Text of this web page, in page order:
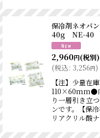
保冷剤ネオパ
40g NE-40
2,960円(税別)
(税込: 3,256円)
【注】少量
110×60mm●
り一層引き立
ンです。【保
リアクリル酸